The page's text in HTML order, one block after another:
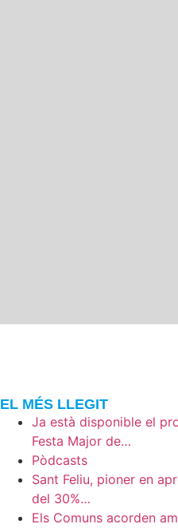
EL MÉS LLEGIT
Ja està disponible el
Festa Major de…
Pòdcasts
Sant Feliu, pioner en
del 30%…
Els Comuns acorden